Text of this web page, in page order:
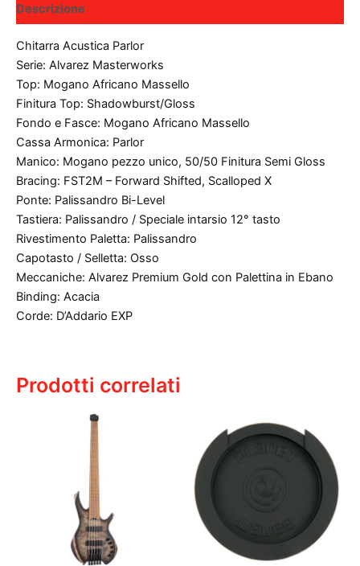
Descrizione
Chitarra Acustica Parlor
Serie: Alvarez Masterworks
Top: Mogano Africano Massello
Finitura Top: Shadowburst/Gloss
Fondo e Fasce: Mogano Africano Massello
Cassa Armonica: Parlor
Manico: Mogano pezzo unico, 50/50 Finitura Semi Gloss
Bracing: FST2M – Forward Shifted, Scalloped X
Ponte: Palissandro Bi-Level
Tastiera: Palissandro / Speciale intarsio 12° tasto
Rivestimento Paletta: Palissandro
Capotasto / Selletta: Osso
Meccaniche: Alvarez Premium Gold con Palettina in Ebano
Binding: Acacia
Corde: D’Addario EXP
Prodotti correlati